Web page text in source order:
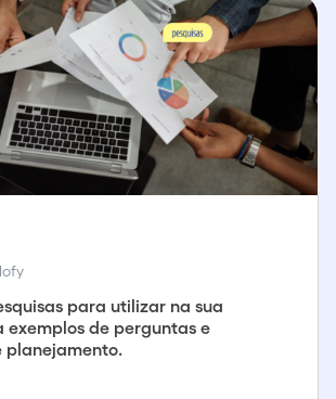
para utilizar na sua
exemplos de perguntas e
planejamento.